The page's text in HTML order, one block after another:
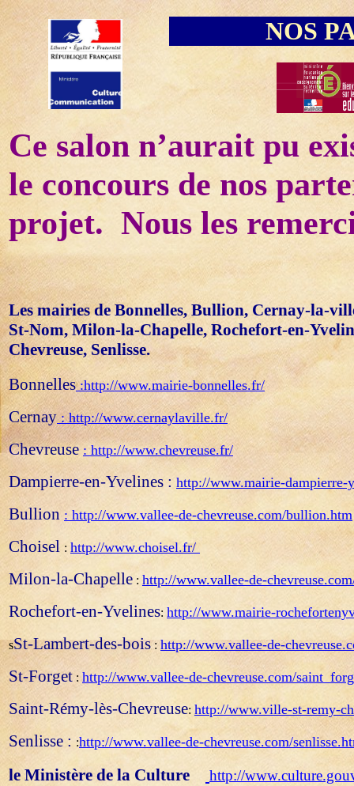
NOS
Ce salon n’aurait pu
le concours de nos
projet. Nous les
Les mairies de Bonnelles, Bullion, Cernay-la-
St-Nom, Milon-la-Chapelle, Rochefort-en-
Chevreuse, Senlisse.
Bonnelles:http://www.mairie-bonnelles.fr/
Cernay :http://www.cernaylaville.fr/
Chevreuse : http://www.chevreuse.fr/
Dampierre-en-Yvelines : http://www.mairie-dampierre-
Bullion : http://www.vallee-de-chevreuse.com/bullion.htm
Choisel : http://www.choisel.fr/
Milon-la-Chapelle : http://www.vallee-de-
Rochefort-en-Yvelines: http://www.mairie-
sSt-Lambert-des-bois: http://www.vallee-de-
St-Forget : http://www.vallee-de-chevreuse.com/
Saint-Rémy-lès-Chevreuse: http://www.ville-st-remy-
Senlisse : :http://www.vallee-de-chevreuse.com/
le Ministère de la Culture http://